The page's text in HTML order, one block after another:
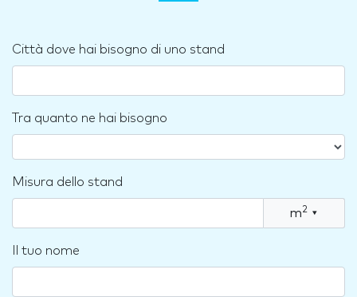
Città dove hai bisogno di uno stand
Tra quanto ne hai bisogno
Misura dello stand
m2 ▾
Il tuo nome